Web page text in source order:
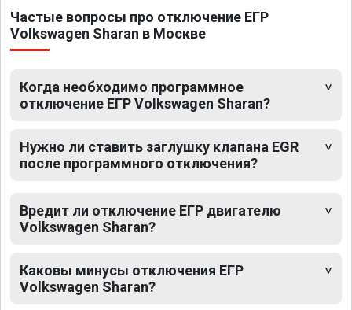
Частые вопросы про отключение ЕГР
Volkswagen Sharan в Москве
Когда необходимо программное
отключение ЕГР Volkswagen Sharan?
Нужно ли ставить заглушку клапана EGR
после программного отключения?
Вредит ли отключение ЕГР двигателю
Volkswagen Sharan?
Каковы минусы отключения ЕГР
Volkswagen Sharan?